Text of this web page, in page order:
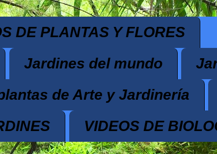
DE PLANTAS Y FLORES
Jardines del mundo
de Arte y Jardinería
VIDEOS DE